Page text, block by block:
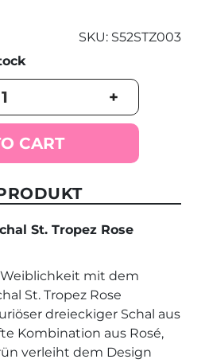
SKU: S52STZ003
+
CART
St. Tropez Rose
Weiblichkeit mit dem
St. Tropez Rose
dreieckiger Schal aus
Kombination aus Rosé,
verleiht dem Design